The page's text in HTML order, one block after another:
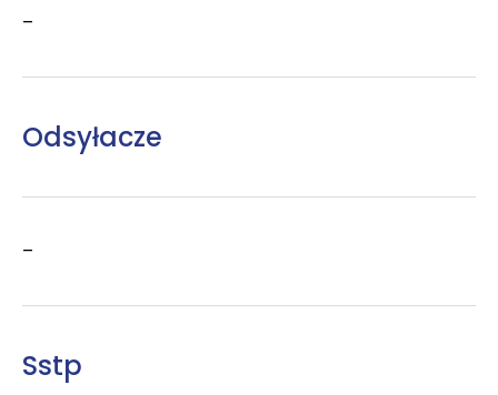
–
Odsyłacze
–
Sstp